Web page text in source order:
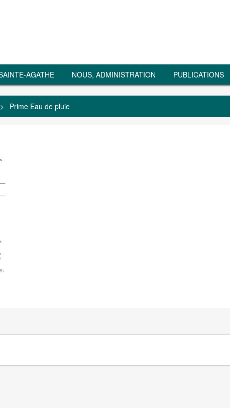
AGATHE NOUS, ADMINISTRATION PUBLICATIONS
> Prime Eau de pluie